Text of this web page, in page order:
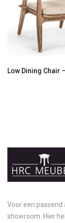
Low Dining Chair
Voor een passend
showroom. Hier